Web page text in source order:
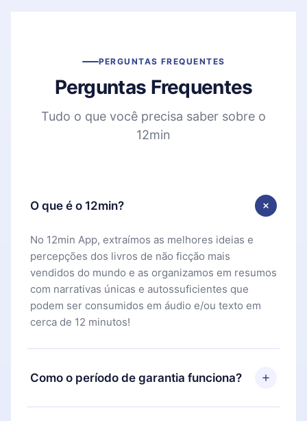
PERGUNTAS FREQUENTES
Perguntas Frequentes
Tudo o que você precisa saber sobre o
12min
O que é o 12min?
No 12min App, extraímos as melhores ideias e
percepções dos livros de não ficção mais
vendidos do mundo e as organizamos em resumos
com narrativas únicas e autossuficientes que
podem ser consumidos em áudio e/ou texto em
cerca de 12 minutos!
Como o período de garantia funciona?
Você pode baixar nosso aplicativo e começar a